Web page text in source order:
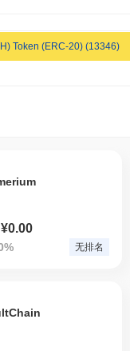
Token (ERC-20) (13346)
无排名